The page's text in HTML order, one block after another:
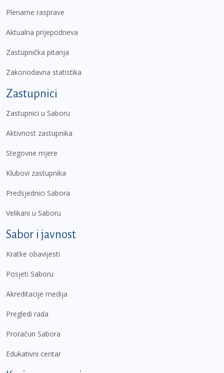
Plenarne rasprave
Aktualna prijepodneva
Zastupnička pitanja
Zakonodavna statistika
Zastupnici
Zastupnici u Saboru
Aktivnost zastupnika
Stegovne mjere
Klubovi zastupnika
Predsjednici Sabora
Velikani u Saboru
Sabor i javnost
Kratke obavijesti
Posjeti Saboru
Akreditacije medija
Pregledi rada
Proračun Sabora
Edukativni centar